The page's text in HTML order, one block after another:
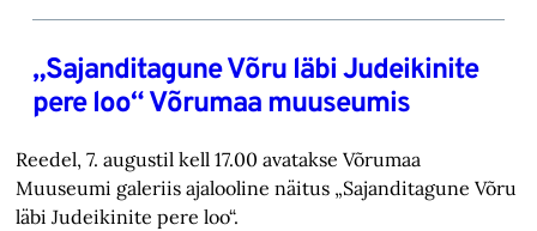
„Sajanditagune Võru läbi Judeikinite
pere loo“ Võrumaa muuseumis
Reedel, 7. augustil kell 17.00 avatakse Võrumaa
Muuseumi galeriis ajalooline näitus „Sajanditagune Võru
läbi Judeikinite pere loo“.